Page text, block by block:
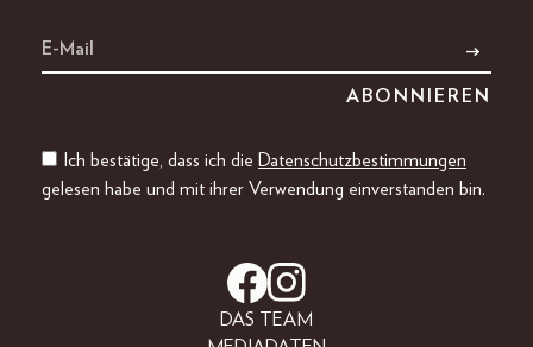
Ich bestätige, dass ich die Datenschutzbestimmungen
gelesen habe und mit ihrer Verwendung einverstanden bin.
DAS TEAM